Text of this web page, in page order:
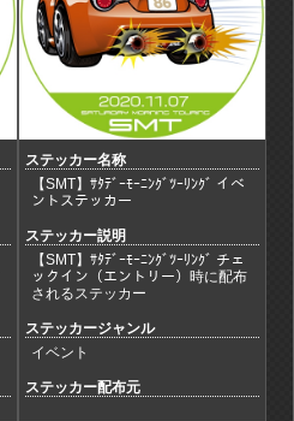
ステッカー名称
【SMT】ｻﾀﾃﾞｰﾓｰﾆﾝｸﾞﾂｰﾘﾝｸﾞ イベ
ントステッカー
ステッカー説明
【SMT】ｻﾀﾃﾞｰﾓｰﾆﾝｸﾞﾂｰﾘﾝｸﾞ チェ
ックイン（エントリー）時に配布
されるステッカー
ステッカージャンル
イベント
ステッカー配布元